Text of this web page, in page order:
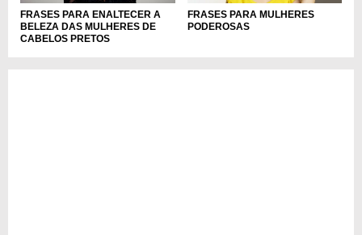
FRASES PARA ENALTECER A
BELEZA DAS MULHERES DE
CABELOS PRETOS
FRASES PARA MULHERES
PODEROSAS